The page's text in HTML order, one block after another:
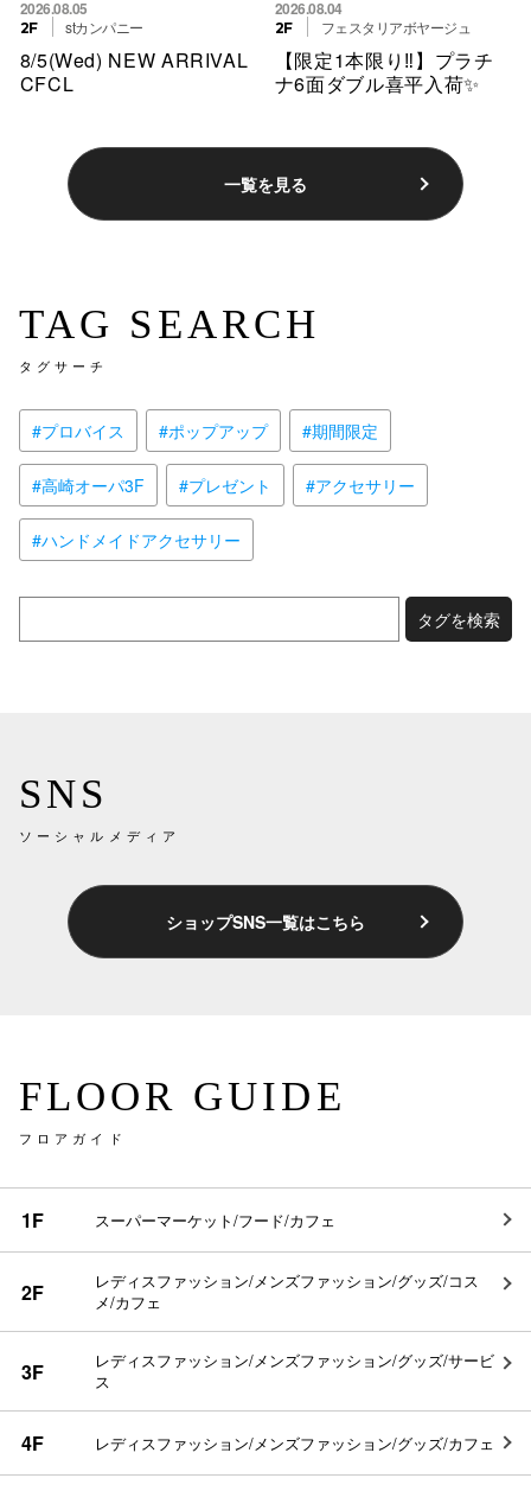
2026.08.05
2F stカンパニー
8/5(Wed) NEW ARRIVAL
CFCL
2026.08.04
2F フェスタリアボヤージュ
【限定1本限り‼︎】プラチ
ナ6面ダブル喜平入荷✨
一覧を見る
TAG SEARCH
タグサーチ
#プロバイス #ポップアップ #期間限定
#高崎オーパ3F #プレゼント #アクセサリー
#ハンドメイドアクセサリー
タグを検索
SNS
ソーシャルメディア
ショップSNS一覧はこちら
FLOOR GUIDE
フロアガイド
1F スーパーマーケット/フード/カフェ
2F
レディスファッション/メンズファッション/グッズ/コス
メ/カフェ
3F
レディスファッション/メンズファッション/グッズ/サービ
ス
4F レディスファッション/メンズファッション/グッズ/カフェ